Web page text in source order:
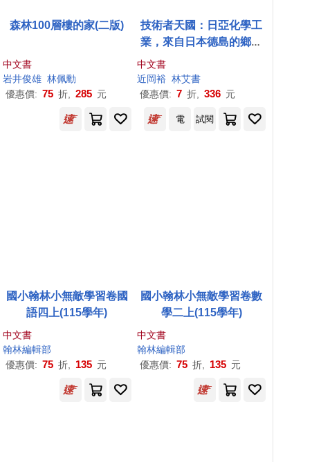
葉祉君
森林100層樓的家(二版)
中文書
岩井俊雄 林佩勳
優惠價: 75 折, 285 元
技術者天國：日亞化學工
業，來自日本德島的鄉間
企業，如何在30年間營收
成長30倍，躍升為全球LE
D市占率最高的世界級企
中文書
近岡裕 林艾書
優惠價: 7 折, 336 元
電 試閱
古佳峻 美編：彭筱珼
國小翰林小無敵學習卷國
語四上(115學年)
中文書
翰林編輯部
優惠價: 75 折, 135 元
國小翰林小無敵學習卷數
學二上(115學年)
中文書
翰林編輯部
優惠價: 75 折, 135 元